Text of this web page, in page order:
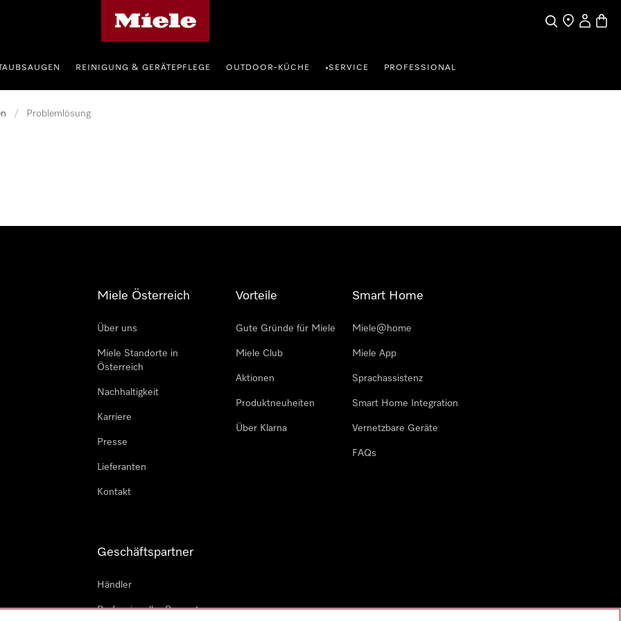
SucheHändlersuche
REINIGUNG & GERÄTEPFLEGE OUTDOOR-KÜCHE •SERVICE PROFESSIONAL
/ Problemlösung
Miele Österreich
Über uns
Miele Standorte in
Österreich
Nachhaltigkeit
Karriere
Presse
Lieferanten
Kontakt
Vorteile
Gute Gründe für Miele
Miele Club
Aktionen
Produktneuheiten
Über Klarna
Smart Home
Miele@home
Miele App
Sprachassistenz
Smart Home Integration
Vernetzbare Geräte
FAQs
Geschäftspartner
Händler
Professioneller Reparateur